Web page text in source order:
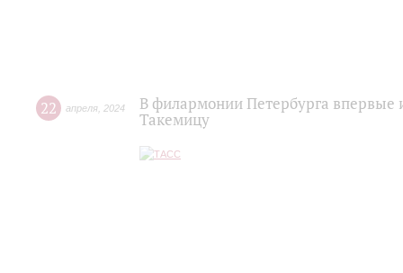
22 апреля 2024
В филармонии Петербурга впервые
Такемицу